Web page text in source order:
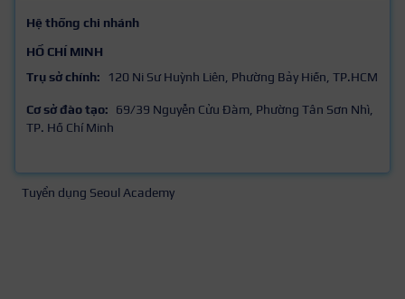
Hệ thống chi nhánh
HỒ CHÍ MINH
Trụ sở chính:
120 Ni Sư Huỳnh Liên, Phường Bảy Hiền, TP.HCM
Cơ sở đào tạo:
69/39 Nguyễn Cửu Đàm, Phường Tân Sơn Nhì,
TP. Hồ Chí Minh
Tuyển dụng Seoul Academy